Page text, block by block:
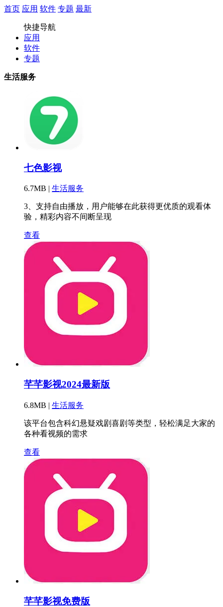
首页 应用 软件 专题 最新
快捷导航
应用
软件
专题
生活服务
七色影视
6.7MB | 生活服务
3、支持自由播放，用户能够在此获得更优质的观看体
验，精彩内容不间断呈现
查看
芊芊影视2024最新版
6.8MB | 生活服务
该平台包含科幻悬疑戏剧喜剧等类型，轻松满足大家的
各种看视频的需求
查看
芊芊影视免费版